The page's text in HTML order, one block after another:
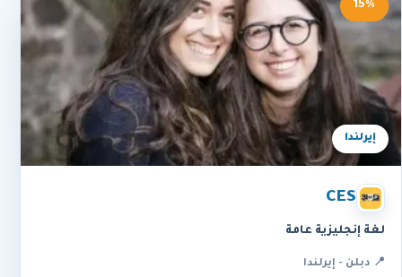
إيرلندا
15%
CES
لغة إنجليزية عامة
📍 دبلن - إيرلندا